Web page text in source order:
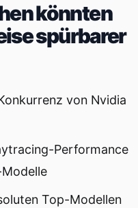
könnten
spürbarer
von Nvidia
Performance
Top-Modellen